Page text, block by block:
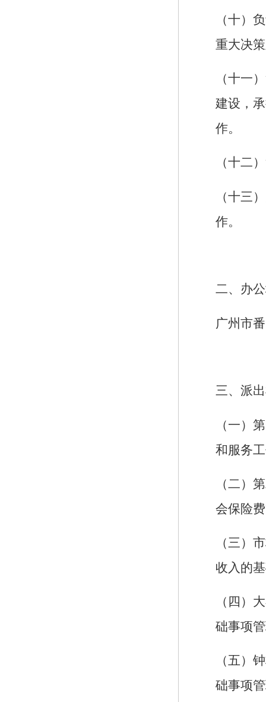
（十）
重大决
（十一
建设，
作。
（十二
（十三）
作。
二、办
广州市
三、派
（一）
和服务
（二）
会保险
（三）
收入的
（四）
础事项
（五）
础事项